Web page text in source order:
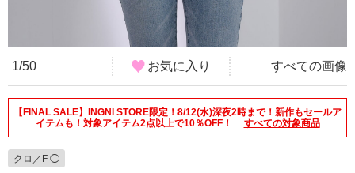
1/50 お気に入り すべての画像
【FINAL SALE】INGNI STORE限定！8/12(水)深夜2時まで！新作もセールア
イテムも！対象アイテム2点以上で10％OFF！
すべての対象商品
クロ／F ◯